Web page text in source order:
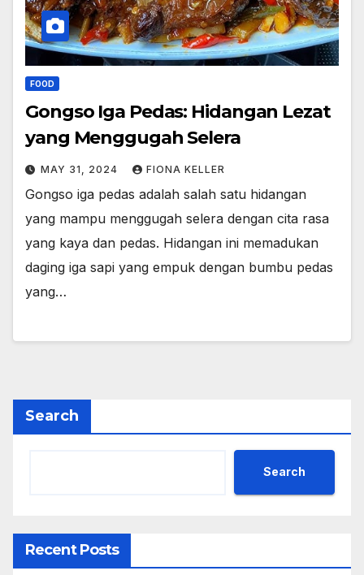
FOOD
Gongso Iga Pedas: Hidangan Lezat
yang Menggugah Selera
MAY 31, 2024 FIONA KELLER
Gongso iga pedas adalah salah satu hidangan
yang mampu menggugah selera dengan cita rasa
yang kaya dan pedas. Hidangan ini memadukan
daging iga sapi yang empuk dengan bumbu pedas
yang…
Search
Search
Recent Posts